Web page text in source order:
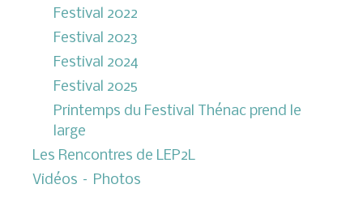
Festival 2022
Festival 2023
Festival 2024
Festival 2025
Printemps du Festival Thénac prend le
large
Les Rencontres de LEP2L
Vidéos – Photos